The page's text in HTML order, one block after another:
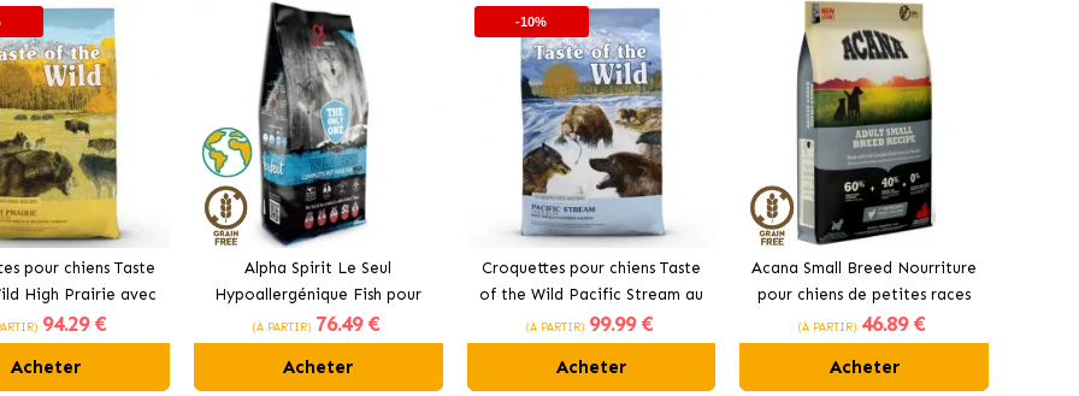
pour chiens Taste
High Prairie avec
et cerf
94.29 €
Acheter
Alpha Spirit Le Seul
Hypoallergénique Fish pour
chiens adultes
(À PARTIR) 76.49 €
Acheter
-10%
Croquettes pour chiens Taste
of the Wild Pacific Stream au
saumon fumé
(À PARTIR) 99.99 €
Acheter
Acana Small Breed Nourriture
pour chiens de petites races
au poulet
(À PARTIR) 46.89 €
Acheter